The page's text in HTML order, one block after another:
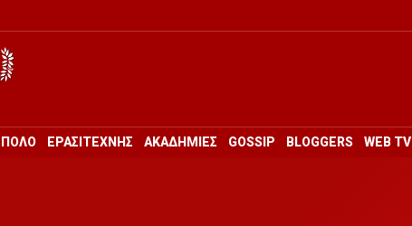
ΠΟΛΟ ΕΡΑΣΙΤΕΧΝΗΣ ΑΚΑΔΗΜΙΕΣ GOSSIP BLOGGERS WEB TV